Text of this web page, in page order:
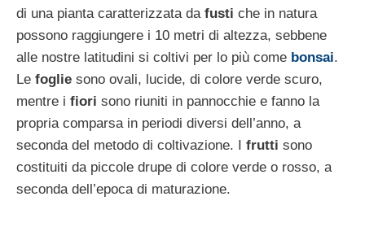
di una pianta caratterizzata da fusti che in natura
possono raggiungere i 10 metri di altezza, sebbene
alle nostre latitudini si coltivi per lo più come bonsai.
Le foglie sono ovali, lucide, di colore verde scuro,
mentre i fiori sono riuniti in pannocchie e fanno la
propria comparsa in periodi diversi dell’anno, a
seconda del metodo di coltivazione. I frutti sono
costituiti da piccole drupe di colore verde o rosso, a
seconda dell’epoca di maturazione.